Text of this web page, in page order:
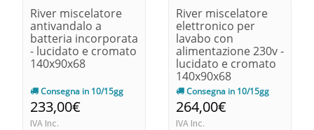
River miscelatore
antivandalo a
batteria incorporata
- lucidato e cromato
140x90x68
Consegna in 10/15gg
233,00€
IVA Inc.
River miscelatore
elettronico per
lavabo con
alimentazione 230v -
lucidato e cromato
140x90x68
Consegna in 10/15gg
264,00€
IVA Inc.